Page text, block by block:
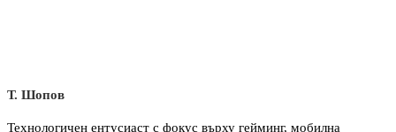
Т. Шопов
Технологичен ентусиаст с фокус върху гейминг, мобилна